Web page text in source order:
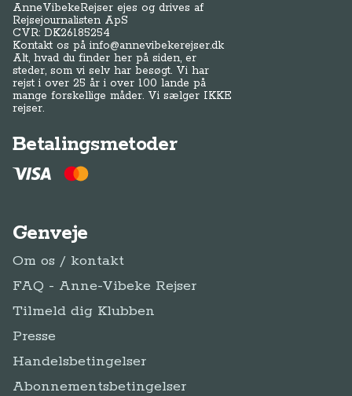
AnneVibekeRejser ejes og drives af
Rejsejournalisten ApS
CVR: DK26185254
Kontakt os påinfo@annevibekerejser.dk
Alt, hvad du finder her på siden, er
steder, som vi selv har besøgt. Vi har
rejst i over 25 år i over 100 lande på
mange forskellige måder. Vi sælger IKKE
rejser.
Betalingsmetoder
Genveje
Om os / kontakt
FAQ - Anne-Vibeke Rejser
Tilmeld dig Klubben
Presse
Handelsbetingelser
Abonnementsbetingelser